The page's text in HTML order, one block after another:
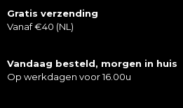
Gratis verzending
Vanaf €40 (NL)
Vandaag besteld, morgen in huis
Op werkdagen voor 16.00u